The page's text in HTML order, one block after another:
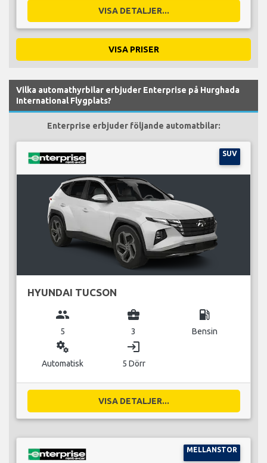
VISA DETALJER...
VISA PRISER
Vilka automathyrbilar erbjuder Enterprise på Hurghada
International Flygplats?
Enterprise erbjuder följande automatbilar:
SUV
HYUNDAI TUCSON
group
5
business_center
3
local_gas_station
Bensin
miscellaneous_services
Automatisk
login
5 Dörr
VISA DETALJER...
MELLANSTOR